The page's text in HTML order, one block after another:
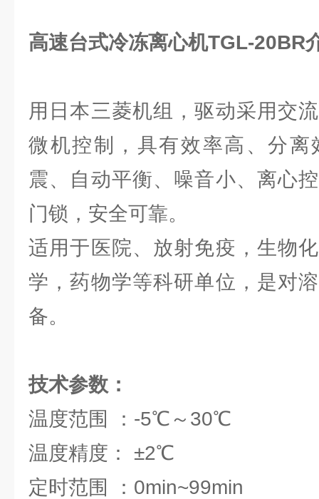
高速台式冷冻离心机TGL-20BR
用日本三菱机组，驱动采用交
微机控制，具有效率高、分离
震、自动平衡、噪音小、离心
门锁，安全可靠。
适用于医院、放射免疫，生物
学，药物学等科研单位，是对
备。
技术参数：
温度范围 ：-5℃～30℃
温度精度： ±2℃
定时范围 ：0min~99min